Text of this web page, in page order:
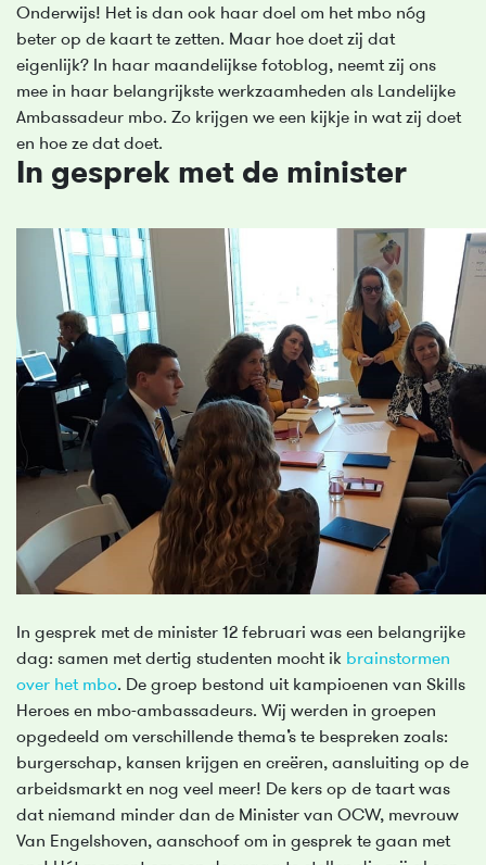
Onderwijs! Het is dan ook haar doel om het mbo nóg
beter op de kaart te zetten. Maar hoe doet zij dat
eigenlijk? In haar maandelijkse fotoblog, neemt zij ons
mee in haar belangrijkste werkzaamheden als Landelijke
Ambassadeur mbo. Zo krijgen we een kijkje in wat zij doet
en hoe ze dat doet.
In gesprek met de minister
In gesprek met de minister 12 februari was een belangrijke
dag: samen met dertig studenten mocht ik brainstormen
over het mbo. De groep bestond uit kampioenen van Skills
Heroes en mbo-ambassadeurs. Wij werden in groepen
opgedeeld om verschillende thema’s te bespreken zoals:
burgerschap, kansen krijgen en creëren, aansluiting op de
arbeidsmarkt en nog veel meer! De kers op de taart was
dat niemand minder dan de Minister van OCW, mevrouw
Van Engelshoven, aanschoof om in gesprek te gaan met